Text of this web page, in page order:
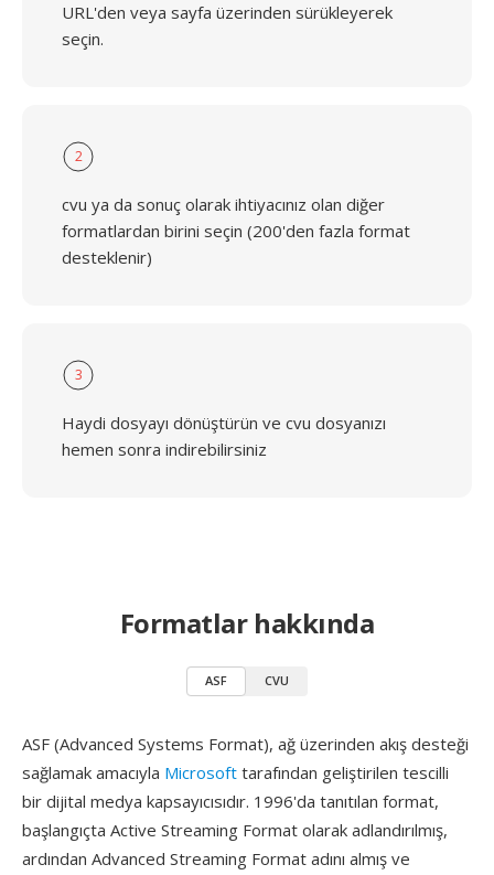
URL'den veya sayfa üzerinden sürükleyerek
seçin.
2
cvu ya da sonuç olarak ihtiyacınız olan diğer
formatlardan birini seçin (200'den fazla format
desteklenir)
3
Haydi dosyayı dönüştürün ve cvu dosyanızı
hemen sonra indirebilirsiniz
Formatlar hakkında
ASF CVU
ASF (Advanced Systems Format), ağ üzerinden akış desteği
sağlamak amacıyla Microsoft tarafından geliştirilen tescilli
bir dijital medya kapsayıcısıdır. 1996'da tanıtılan format,
başlangıçta Active Streaming Format olarak adlandırılmış,
ardından Advanced Streaming Format adını almış ve